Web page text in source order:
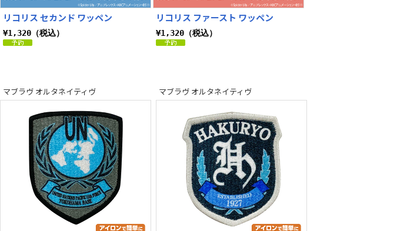
リコリス セカンド ワッペン
¥1,320（税込）
リコリス ファースト ワッペン
¥1,320（税込）
マブラヴ オルタネイティヴ マブラヴ オルタネイティヴ